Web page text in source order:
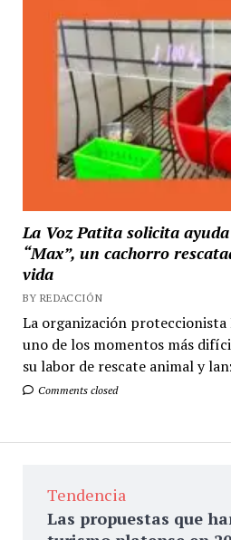
La Voz Patita solicita
“Max”, un cachorro
vida
BY REDACCIÓN
La organización proteccionista
uno de los momentos más
su labor de rescate animal y
Comments closed
Tendencia
Las propuestas que